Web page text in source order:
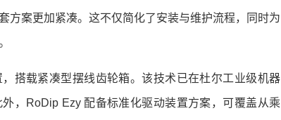
方案更加紧凑。这不仅简化了安装与维护流程，同时为
载紧凑型摆线齿轮箱。该技术已在杜尔工业级机器
，RoDip Ezy 配备标准化驱动装置方案，可覆盖从乘